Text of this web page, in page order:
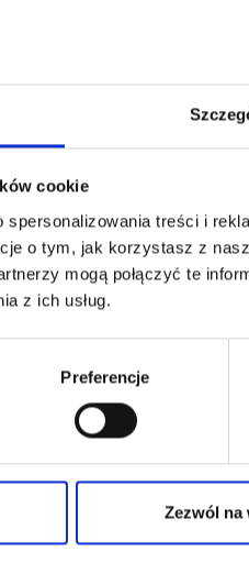
cookie
treści i
o tym, jak korzystasz z
mogą połączyć te
z ich usług.
Preferencje
Zezwól na
Wykup
gwarancję
transport